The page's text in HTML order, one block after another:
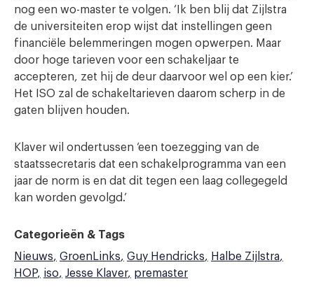
nog een wo-master te volgen. ‘Ik ben blij dat Zijlstra
de universiteiten erop wijst dat instellingen geen
financiële belemmeringen mogen opwerpen. Maar
door hoge tarieven voor een schakeljaar te
accepteren, zet hij de deur daarvoor wel op een kier.’
Het ISO zal de schakeltarieven daarom scherp in de
gaten blijven houden.
Klaver wil ondertussen ‘een toezegging van de
staatssecretaris dat een schakelprogramma van een
jaar de norm is en dat dit tegen een laag collegegeld
kan worden gevolgd.’
Categorieën & Tags
Nieuws
GroenLinks Guy Hendricks
Halbe Zijlstra
HOP
iso Jesse Klaver premaster